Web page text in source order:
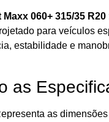
060+ 315/35
para veículos
estabilidade e
as
as